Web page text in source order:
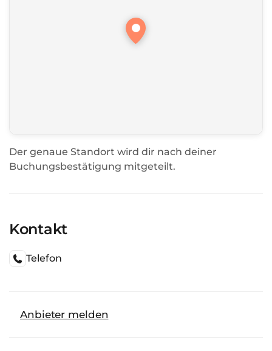
Der genaue Standort wird dir nach deiner
Buchungsbestätigung mitgeteilt.
Kontakt
Telefon
Anbieter melden